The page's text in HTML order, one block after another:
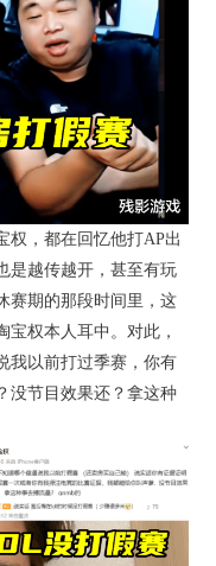
权，都在回忆他打AP出
是越传越开，甚至有玩
赛期的那段时间里，这
权本人耳中。对此，
我以前打过季赛，你有
没节目效果还？拿这种